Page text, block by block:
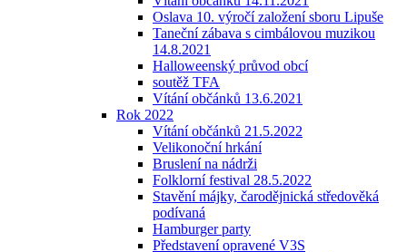
Oslava 10. výročí založení sboru Lipuše
Taneční zábava s cimbálovou muzikou
14.8.2021
Halloweenský průvod obcí
soutěž TFA
Vítání občánků 13.6.2021
Rok 2022
Vítání občánků 21.5.2022
Velikonoční hrkání
Bruslení na nádrži
Folklorní festival 28.5.2022
Stavění májky, čarodějnická středověká
podívaná
Hamburger party
Představení opravené V3S